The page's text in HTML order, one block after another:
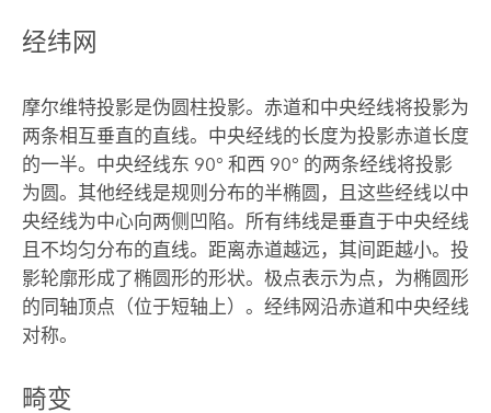
经纬网
摩尔维特投影是伪圆柱投影。赤道和中央经线将投影为
两条相互垂直的直线。中央经线的长度为投影赤道长度
的一半。中央经线东 90° 和西 90° 的两条经线将投影
为圆。其他经线是规则分布的半椭圆，且这些经线以中
央经线为中心向两侧凹陷。所有纬线是垂直于中央经线
且不均匀分布的直线。距离赤道越远，其间距越小。投
影轮廓形成了椭圆形的形状。极点表示为点，为椭圆形
的同轴顶点（位于短轴上）。经纬网沿赤道和中央经线
对称。
畸变